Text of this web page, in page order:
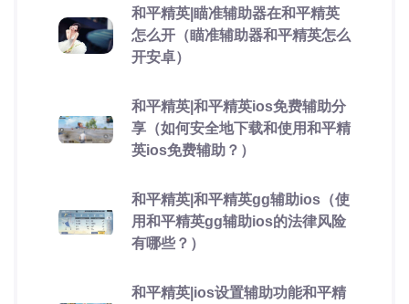
和平精英|瞄准辅助器在和平精英
怎么开（瞄准辅助器和平精英怎么
开安卓）
和平精英|和平精英ios免费辅助分
享（如何安全地下载和使用和平精
英ios免费辅助？）
和平精英|和平精英gg辅助ios（使
用和平精英gg辅助ios的法律风险
有哪些？）
和平精英|ios设置辅助功能和平精